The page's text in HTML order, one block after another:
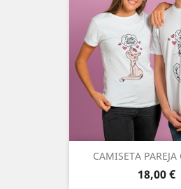
CAMISETA PAREJA
Precio
18,00 €